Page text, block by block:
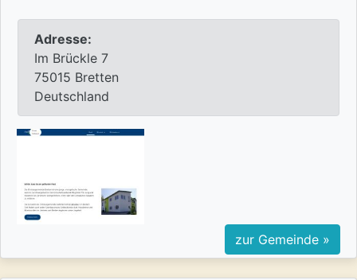
Adresse:
Im Brückle 7
75015 Bretten
Deutschland
zur Gemeinde »